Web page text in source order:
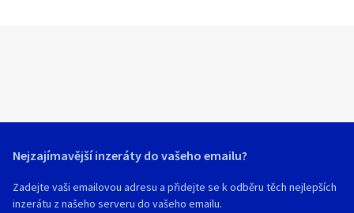
Nejzajímavější inzeráty do vašeho emailu?
Zadejte vaši emailovou adresu a přidejte se k odběru těch nejlepších
inzerátu z našeho serveru do vašeho emailu.